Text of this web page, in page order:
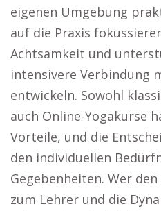
eigenen Umgebung
auf die Praxis
Achtsamkeit und
intensivere Verbindung
entwickeln. Sowohl
auch Online-Yogakurse
Vorteile, und die
den individuellen
Gegebenheiten. Wer
zum Lehrer und die